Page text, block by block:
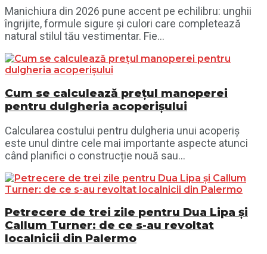
Manichiura din 2026 pune accent pe echilibru: unghii
îngrijite, formule sigure și culori care completează
natural stilul tău vestimentar. Fie...
Cum se calculează prețul manoperei
pentru dulgheria acoperișului
Calcularea costului pentru dulgheria unui acoperiș
este unul dintre cele mai importante aspecte atunci
când planifici o construcție nouă sau...
Petrecere de trei zile pentru Dua Lipa și
Callum Turner: de ce s-au revoltat
localnicii din Palermo